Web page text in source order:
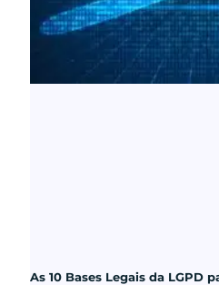
As 10 Bases Legais da LGPD